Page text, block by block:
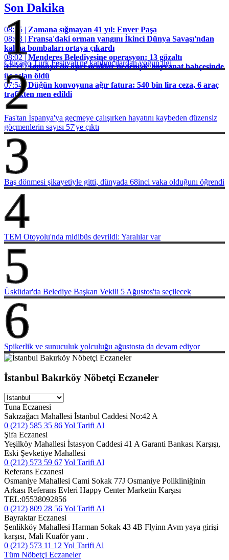
Son Dakika
08:15 | Zamana sığmayan 41 yıl: Enver Paşa
08:03 | Fransa'daki orman yangını İkinci Dünya Savaşı'ndan
kalma bombaları ortaya çıkardı
08:02 |Menderes Belediyesine operasyon: 13 gözaltı
07:59 |Japonya'da aşırı sıcaklar nedeniyle hayvanat bahçesinde
üç aslan öldü
07:54 |Düğün konvoyuna ağır fatura: 540 bin lira ceza, 6 araç
trafikten men edildi
1
Chicago Türk Festivali'ne katılımcılardan yoğun ilgi
2
Fas'tan İspanya'ya geçmeye çalışırken hayatını kaybeden düzensiz
göçmenlerin sayısı 57'ye çıktı
3
Baş dönmesi şikayetiyle gitti, dünyada 68inci vaka olduğunı öğrendi
4
TEM Otoyolu'nda midibüs devrildi: Yaralılar var
5
Üsküdar'da Belediye Başkan Vekili 5 Ağustos'ta seçilecek
6
Spikerlik ve sunuculuk yolculuğu ağustosta da devam ediyor
İstanbul Bakırköy Nöbetçi Eczaneler
Tuna Eczanesi
Sakızağacı Mahallesi İstanbul Caddesi No:42 A
0 (212) 585 35 86Yol Tarifi Al
Şifa Eczanesi
Yeşilköy Mahallesi İstasyon Caddesi 41 A Garanti Bankası Karşışı,
Eski Şevketiye Mahallesi
0 (212) 573 59 67Yol Tarifi Al
Referans Eczanesi
Osmaniye Mahallesi Cami Sokak 77J Osmaniye Polikliniğinin
Arkası Referans Evleri Happy Center Marketin Karşısı
TEL:05538092856
0 (212) 809 28 56Yol Tarifi Al
Bayraktar Eczanesi
Şenlikköy Mahallesi Harman Sokak 43 4B Flyinn Avm yaya girişi
karşısı, Mali Kuaför yanı .
0 (212) 573 11 12 Yol Tarifi Al
Tüm Nöbetçi Eczaneler